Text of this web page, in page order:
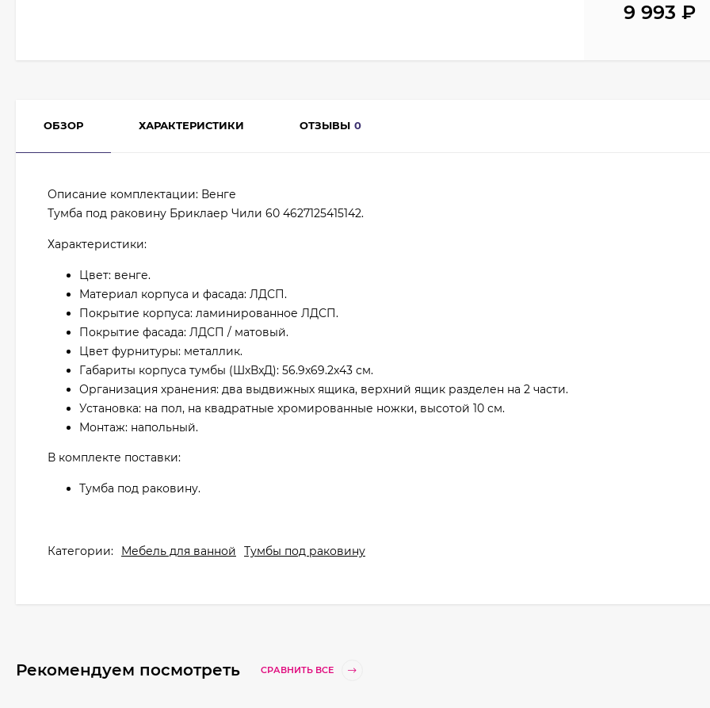
9 993₽
ОБЗОР ХАРАКТЕРИСТИКИ ОТЗЫВЫ 0
Описание комплектации: Венге
Тумба под раковину Бриклаер Чили 60 4627125415142.
Характеристики:
Цвет: венге.
Материал корпуса и фасада: ЛДСП.
Покрытие корпуса: ламинированное ЛДСП.
Покрытие фасада: ЛДСП / матовый.
Цвет фурнитуры: металлик.
Габариты корпуса тумбы (ШxВxД): 56.9x69.2x43 см.
Организация хранения: два выдвижных ящика, верхний ящик разделен на 2 части.
Установка: на пол, на квадратные хромированные ножки, высотой 10 см.
Монтаж: напольный.
В комплекте поставки:
Тумба под раковину.
Категории: Мебель для ванной Тумбы под раковину
Рекомендуем посмотреть СРАВНИТЬ ВСЕ